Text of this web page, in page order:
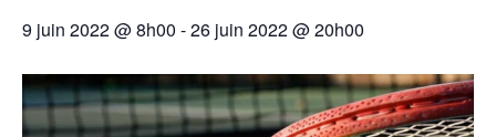
9 juin 2022 @ 8h00 -26 juin 2022 @ 20h00